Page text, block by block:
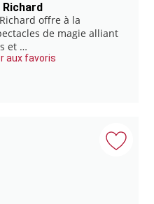
offre à la
de magie alliant
et …
aux favoris